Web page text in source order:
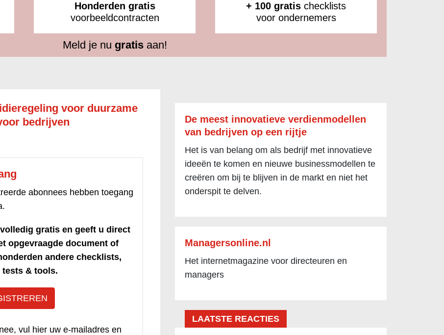
Honderden gratis
voorbeeldcontracten
+ 100 gratis checklists
voor ondernemers
Meld je nu gratisaan!
voor duurzame
bedrijven
abonnees hebben toegang
gratis en geeft u direct
opgevraagde document of
andere checklists,
& tools.
vul hier uw e-mailadres en
De meest innovatieve verdienmodellen
van bedrijven op een rijtje
Het is van belang om als bedrijf met innovatieve
ideeën te komen en nieuwe businessmodellen te
creëren om bij te blijven in de markt en niet het
onderspit te delven.
Managersonline.nl
Het internetmagazine voor directeuren en
managers
LAATSTE REACTIES